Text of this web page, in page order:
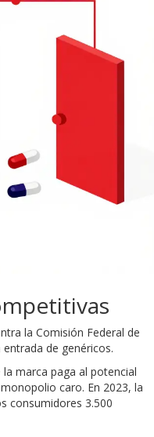
la Comisión Federal de
de genéricos.
marca paga al potencial
caro. En 2023, la
consumidores 3.500